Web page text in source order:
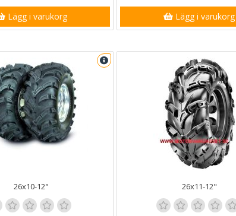
Lägg i varukorg Lägg i varukorg
26x10-12" 26x11-12"